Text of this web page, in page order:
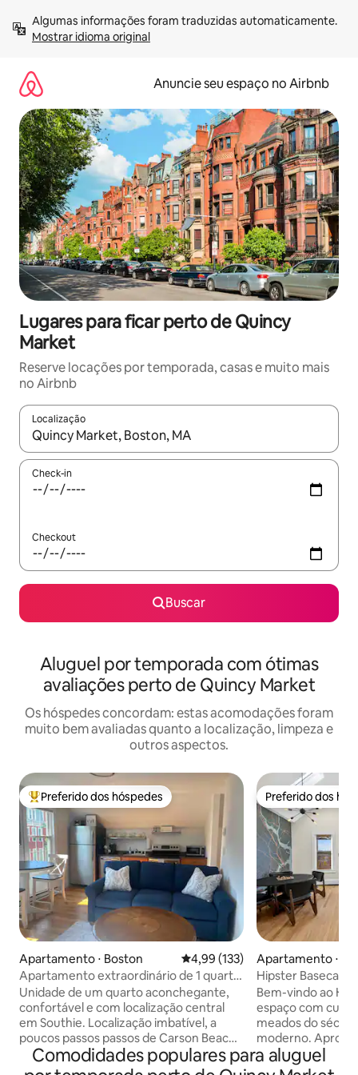
para
Mostrar idioma original
Anuncie seu espaço no Airbnb
Lugares para ficar perto de Quincy
Market
Reserve locações por temporada, casas e muito mais
no Airbnb
Localização
Quando os resultados estiverem disponíveis, explore-os
Check-in
Checkout
Buscar
Aluguel por temporada com ótimas
avaliações perto de Quincy Market
Os hóspedes concordam: estas acomodações foram
muito bem avaliadas quanto a localização, limpeza e
outros aspectos.
Entre os melhores preferidos dos hóspedes
Preferido dos hóspedes
Apartamento ⋅ Boston 4,99 de uma avaliação média de
4,99 (133)
Apartamento extraordinário de 1 quarto
no sul de Boston!
Unidade de um quarto aconchegante,
confortável e com localização central
em Southie. Localização imbatível, a
poucos passos passos de Carson Beach,
L Street Bathouse, BCEC, Sail Boston,
Copa do Mundo 2026! Esta propriedade
Preferido dos
Preferido dos
Apartamento ⋅
Hipster Basecamp
Estacionamento
Bem-vindo ao
espaço com
meados do
moderno.
como uma lareira
Comodidades populares para aluguel